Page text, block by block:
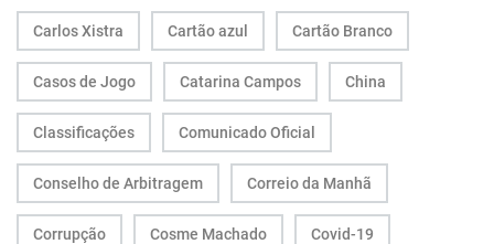
Carlos Xistra Cartão azul Cartão Branco
Casos de Jogo Catarina Campos China
Classificações Comunicado Oficial
Conselho de Arbitragem Correio da Manhã
Corrupção Cosme Machado Covid-19